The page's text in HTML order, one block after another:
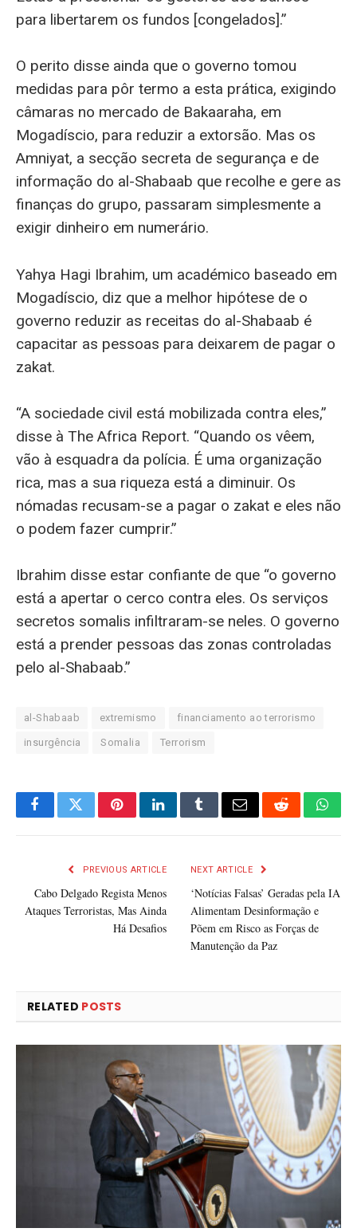
para libertarem os fundos [congelados].”
O perito disse ainda que o governo tomou
medidas para pôr termo a esta prática, exigindo
câmaras no mercado de Bakaaraha, em
Mogadíscio, para reduzir a extorsão. Mas os
Amniyat, a secção secreta de segurança e de
informação do al-Shabaab que recolhe e gere as
finanças do grupo, passaram simplesmente a
exigir dinheiro em numerário.
Yahya Hagi Ibrahim, um académico baseado em
Mogadíscio, diz que a melhor hipótese de o
governo reduzir as receitas do al-Shabaab é
capacitar as pessoas para deixarem de pagar o
zakat.
“A sociedade civil está mobilizada contra eles,”
disse à The Africa Report. “Quando os vêem,
vão à esquadra da polícia. É uma organização
rica, mas a sua riqueza está a diminuir. Os
nómadas recusam-se a pagar o zakat e eles não
o podem fazer cumprir.”
Ibrahim disse estar confiante de que “o governo
está a apertar o cerco contra eles. Os serviços
secretos somalis infiltraram-se neles. O governo
está a prender pessoas das zonas controladas
pelo al-Shabaab.”
al-Shabaab extremismo financiamento ao terrorismo
insurgência Somalia Terrorism
FacebookTwitterPinterestLinkedInTumblrEmail Reddit
PREVIOUS ARTICLE
Cabo Delgado Regista Menos
Ataques Terroristas, Mas Ainda
Há Desafios
NEXT ARTICLE
‘Notícias Falsas’ Geradas pela IA
Alimentam Desinformação e
Põem em Risco as Forças de
Manutenção da Paz
RELATED POSTS